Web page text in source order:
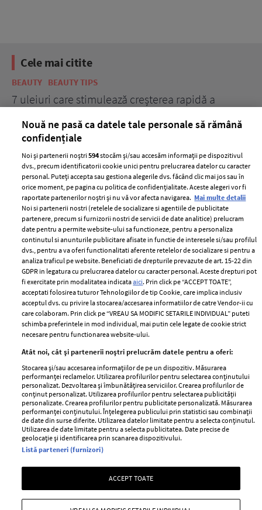
Cele mai citite
BEAUTY BEAUTY TIPS
7 uleiuri care stimulează creșterea rapidă a
ELLE Style Awards
2024
Despre ELLE
Romania
Contact
Abonamente
Termeni si conditii
Politica de
confidențialitate
Politica de cookies
Publicitate
GSP
Unica
Baby
Retete
femei
Viva
Avantaje
Retete practice
Pariază responsabil! Decizia ONJN nr. 821/25.09.2025.
Jocurile de noroc sunt interzise minorilor.
Copyright © 2026 Ringier Romania SRL
Nouă ne pasă ca datele tale personale să rămână
confidențiale
Noi și partenerii noștri594stocăm și/sau accesăm informații pe dispozitivul
dvs., precum identificatorii cookie unici pentru prelucrarea datelor cu caracter
personal. Puteți accepta sau gestiona alegerile dvs. făcând clic mai jos sau în
orice moment, pe pagina cu politica de confidențialitate. Aceste alegeri vor fi
raportate partenerilor noștri și nu vă vor afecta navigarea. Mai multe detalii
Noi si partenerii nostri (retelele de socializare si agentiile de publicitate
partenere, precum si furnizorii nostri de servicii de date analitice) prelucram
date pentru a permite website-ului sa functioneze, pentru a personaliza
continutul si anunturile publicitare afisate in functie de interesele si/sau profilul
dvs., pentru a va oferi functionalitati aferente retelelor de socializare si pentru a
analiza traficul pe website. Beneficiati de drepturile prevazute de art. 15-22 din
GDPR in legatura cu prelucrarea datelor cu caracter personal. Aceste drepturi pot
fi exercitate prin modalitatea indicataaici. Prin click pe “ACCEPT TOATE”,
acceptati folosirea tuturor Tehnologiilor de tip Cookie, care implica inclusiv
acceptul dvs. cu privire la stocarea/accesarea informatiilor de catre Vendor-ii cu
care colaboram. Prin click pe “VREAU SA MODIFIC SETARILE INDIVIDUAL” puteti
schimba preferintele in mod individual, mai putin cele legate de cookie strict
necesare pentru functionarea website-ului.
Atât noi, cât și partenerii noștri prelucrăm datele pentru a oferi:
Stocarea și/sau accesarea informațiilor de pe un dispozitiv. Măsurarea
performanței reclamelor. Utilizarea profilurilor pentru selectarea conținutului
personalizat. Dezvoltarea și îmbunătățirea serviciilor. Crearea profilurilor de
conținut personalizat. Utilizarea profilurilor pentru selectarea publicității
personalizate. Crearea profilurilor pentru publicitate personalizată. Măsurarea
performanței conținutului. Înțelegerea publicului prin statistici sau combinații
de date din surse diferite. Utilizarea datelor limitate pentru a selecta conținutul.
Utilizarea de date limitate pentru a selecta publicitatea. Date precise de
geolocație și identificarea prin scanarea dispozitivului.
Listă parteneri (furnizori)
ACCEPT TOATE